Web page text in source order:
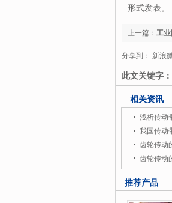
形式发表。
上一篇： 工
分享到： 新浪
此文关键字：
哈柏司输送皮带
专注传动 输
动皮带，瑞士
务。星超工材
相关资讯
浅析传动
我国传动
齿轮传动
齿轮传动
推荐产品